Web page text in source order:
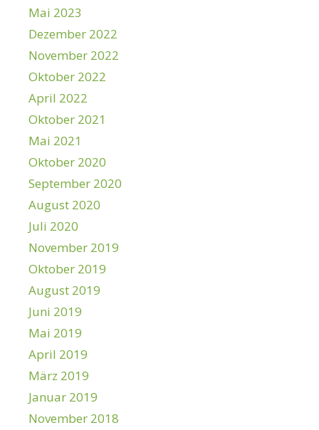
Mai 2023
Dezember 2022
November 2022
Oktober 2022
April 2022
Oktober 2021
Mai 2021
Oktober 2020
September 2020
August 2020
Juli 2020
November 2019
Oktober 2019
August 2019
Juni 2019
Mai 2019
April 2019
März 2019
Januar 2019
November 2018